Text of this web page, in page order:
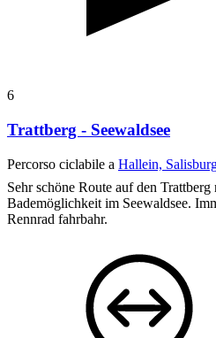
6
Trattberg - Seewaldsee
Percorso ciclabile a Hallein,
Sehr schöne Route auf den Trattberg
Bademöglichkeit im Seewaldsee.
Rennrad fahrbahr.